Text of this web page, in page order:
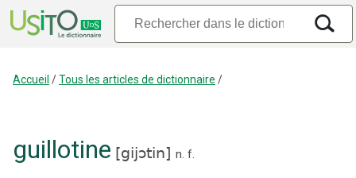
Accueil /Tous les articles de dictionnaire /
guillotine [gijɔtin] n. f.